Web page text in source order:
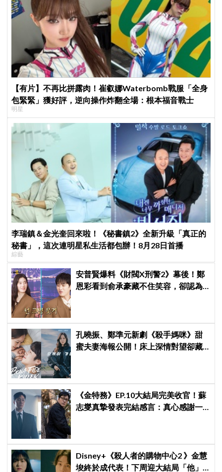
【有片】不再比拼露肉！崔叡娜Waterbomb戰服「全身
包緊緊」獲好評，逆向操作炸翻全場：根本福音戰士
明星
李瑞鎮＆金光奎回來啦！《秘書鎮2》全新升級「真正的
秘書」，這次連明星私生活都包辦！8月28日首播
綜藝
安普賢爆料《財閥X刑警2》幕後！鄭
恩彩看到俞承豪藏不住笑容，卻認為
孔曉振、鄭準元新劇《殺手媽咪》甜
蜜夫妻海報公開！床上深情對望卻藏
《金特務》EP.10大結局完美收官！蘇
志燮真摯發表完結感言：真心感謝一
Disney+《殺人者的購物中心2 》金慧
埈終於成代表！下周迎大結局「他」